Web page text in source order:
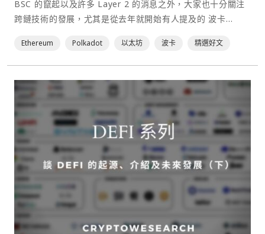
BSC 的竄起以及許多 Layer 2 的消息之外，大家也十分關注
跨鏈技術的發展，尤其是從去年就開始有人提及的 波卡
漲了非常多，進展卻不如其他板塊有感，隨著四月中即將開展
的平行鏈插槽⋯
Ethereum Polkadot 以太坊 波卡 精選好文